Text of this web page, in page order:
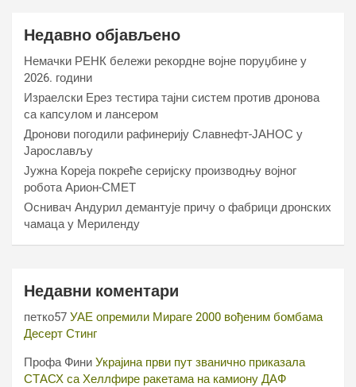
Недавно објављено
Немачки РЕНК бележи рекордне војне поруџбине у
2026. години
Израелски Ерез тестира тајни систем против дронова
са капсулом и лансером
Дронови погодили рафинерију Славнефт-ЈАНОС у
Јарослављу
Јужна Кореја покреће серијску производњу војног
робота Арион-СМЕТ
Оснивач Андурил демантује причу о фабрици дронских
чамаца у Мериленду
Недавни коментари
петко57 УАЕ опремили Мираге 2000 вођеним бомбама
Десерт Стинг
Профа Фини Украјина први пут званично приказала
СТАСХ са Хеллфире ракетама на камиону ДАФ